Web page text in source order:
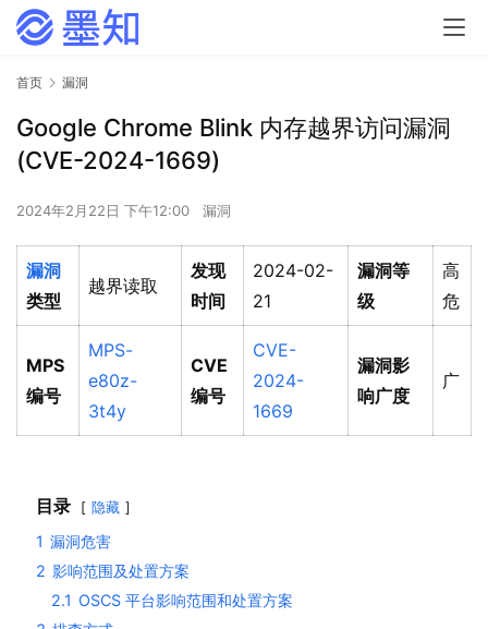
首页 漏洞
Google Chrome Blink 内存越界访问漏洞
(CVE-2024-1669)
2024年2月22日 下午12:00 漏洞
漏洞
类型
越界读取
发现
时间
2024-02-
21
漏洞等
级
高
危
MPS
编号
MPS-
e80z-
3t4y
CVE
编号
CVE-
2024-
1669
漏洞影
响广度
广
目录 隐藏
1 漏洞危害
2 影响范围及处置方案
2.1 OSCS 平台影响范围和处置方案